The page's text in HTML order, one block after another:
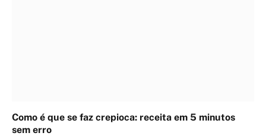
Como é que se faz crepioca: receita em 5 minutos
sem erro